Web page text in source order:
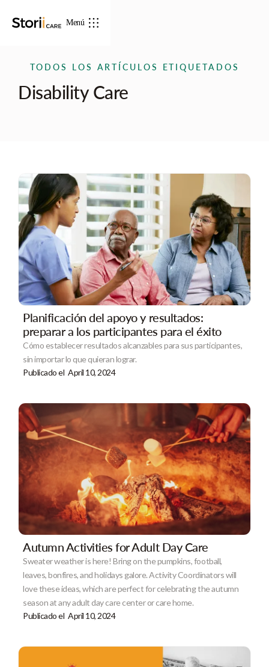
Menú
TODOS LOS ARTÍCULOS ETIQUETADOS
Disability Care
Planificación del apoyo y resultados:
preparar a los participantes para el éxito
Cómo establecer resultados alcanzables para sus participantes,
sin importar lo que quieran lograr.
Publicado el April 10, 2024
Autumn Activities for Adult Day Care
Sweater weather is here! Bring on the pumpkins, football,
leaves, bonfires, and holidays galore. Activity Coordinators will
love these ideas, which are perfect for celebrating the autumn
season at any adult day care center or care home.
Publicado el April 10, 2024